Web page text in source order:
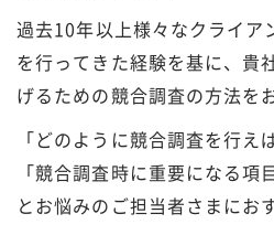
過去10年以上様々なクライア
を行ってきた経験を基に、貴
げるための競合調査の方法を
「どのように競合調査を行え
「競合調査時に重要になる項
とお悩みのご担当者さまにお